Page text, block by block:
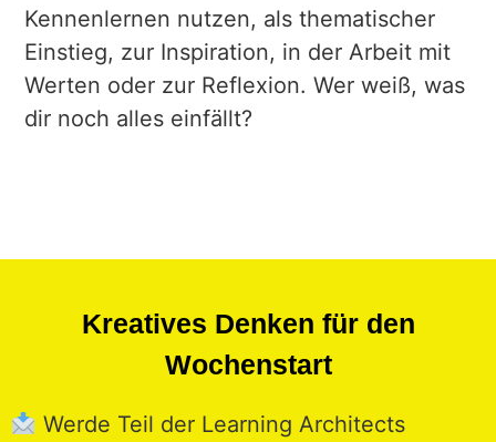
Kennenlernen nutzen, als thematischer
Einstieg, zur Inspiration, in der Arbeit mit
Werten oder zur Reflexion. Wer weiß, was
dir noch alles einfällt?
Kreatives Denken für den
Wochenstart
Werde Teil der Learning Architects